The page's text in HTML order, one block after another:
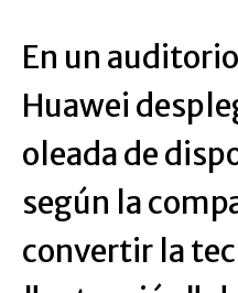
En un
Huawei
oleada de
según la
convertir la